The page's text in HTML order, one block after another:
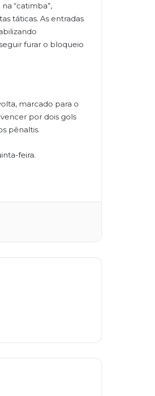
“catimba”,
táticas. As entradas
furar o bloqueio
marcado para o
por dois gols
pênaltis.
feira.